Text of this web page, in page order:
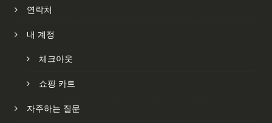
연락처
내 계정
체크아웃
쇼핑 카트
자주하는 질문